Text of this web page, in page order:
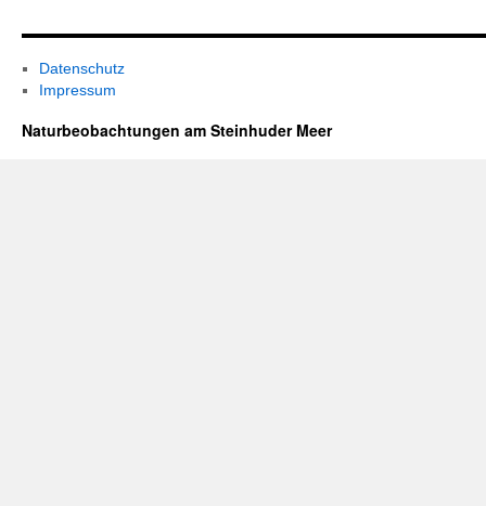
Datenschutz
Impressum
Naturbeobachtungen am Steinhuder Meer